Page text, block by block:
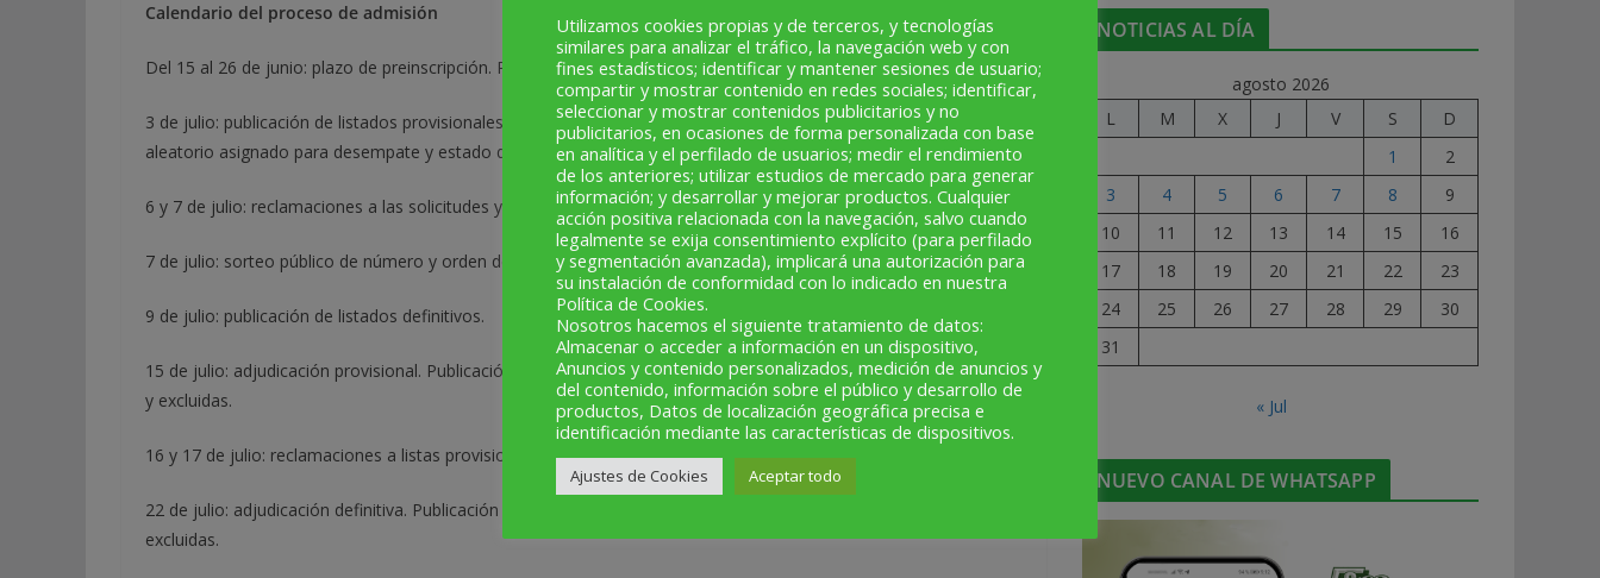
Calendario del proceso de admisión
Del 15 al 26 de junio: plazo de preinscripción. Presentación de impreso de solicitud y documentación requerida.
3 de julio: publicación de listados provisionales de solicitudes y peticiones registradas, baremación, número
aleatorio asignado para desempate y estado de solicitud.
6 y 7 de julio: reclamaciones a las solicitudes y peticiones registradas, baremación y estado de solicitudes.
7 de julio: sorteo público de número y orden de desempate.
9 de julio: publicación de listados definitivos.
15 de julio: adjudicación provisional. Publicación de listas provisionales de personas admitidas, en listas de espera
y excluidas.
16 y 17 de julio: reclamaciones a listas provisionales de personas admitidas, en lista de espera y excluidas.
22 de julio: adjudicación definitiva. Publicación de listas definitivas de personas admitidas, en lista de espera y
excluidas.
NOTICIAS AL DÍA
agosto 2026
L
M X J V S
D
1
2
3
4 5 6 7 8
9
10
11 12 13 14 15
16
17
18 19 20 21 22
23
24
25 26 27 28 29
30
31
« Jul
NUEVO CANAL DE WHATSAPP
Utilizamos cookies propias y de terceros, y tecnologías
similares para analizar el tráfico, la navegación web y con
fines estadísticos; identificar y mantener sesiones de usuario;
compartir y mostrar contenido en redes sociales; identificar,
seleccionar y mostrar contenidos publicitarios y no
publicitarios, en ocasiones de forma personalizada con base
en analítica y el perfilado de usuarios; medir el rendimiento
de los anteriores; utilizar estudios de mercado para generar
información; y desarrollar y mejorar productos. Cualquier
acción positiva relacionada con la navegación, salvo cuando
legalmente se exija consentimiento explícito (para perfilado
y segmentación avanzada), implicará una autorización para
su instalación de conformidad con lo indicado en nuestra
Política de Cookies.
Nosotros hacemos el siguiente tratamiento de datos:
Almacenar o acceder a información en un dispositivo,
Anuncios y contenido personalizados, medición de anuncios y
del contenido, información sobre el público y desarrollo de
productos, Datos de localización geográfica precisa e
identificación mediante las características de dispositivos.
Ajustes de Cookies Aceptar todo